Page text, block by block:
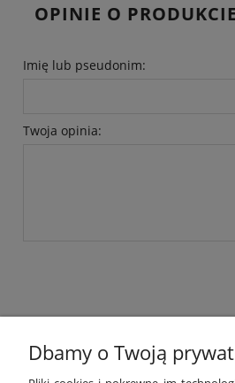
OPINIE O
Imię lub pseudonim:
Twoja opinia:
POMOC
Dbamy o Twoją